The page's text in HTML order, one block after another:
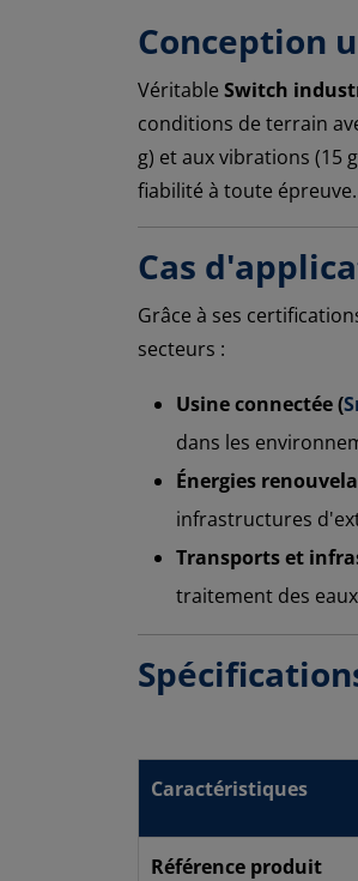
Conception
Véritable Switch
conditions de terrain
g) et aux vibrations (15
fiabilité à toute épreuve.
Cas
Grâce à ses
secteurs :
Usine connectée (
dans les
Énergies
infrastructures
Transports et
traitement des
Caractéristiques
Référence produit